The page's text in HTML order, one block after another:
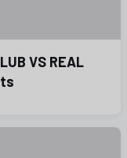
VS REAL